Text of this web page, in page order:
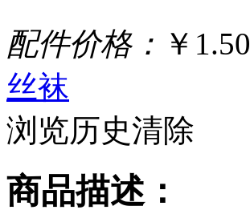
配件价格： ￥1.50
丝袜
浏览历史清除
商品描述：